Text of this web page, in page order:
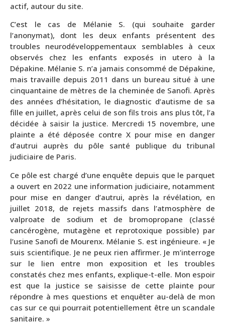
actif, autour du site.
C’est le cas de Mélanie S. (qui souhaite garder
l’anonymat), dont les deux enfants présentent des
troubles neurodéveloppementaux semblables à ceux
observés chez les enfants exposés in utero à la
Dépakine. Mélanie S. n’a jamais consommé de Dépakine,
mais travaille depuis 2011 dans un bureau situé à une
cinquantaine de mètres de la cheminée de Sanofi. Après
des années d’hésitation, le diagnostic d’autisme de sa
fille en juillet, après celui de son fils trois ans plus tôt, l’a
décidée à saisir la justice. Mercredi 15 novembre, une
plainte a été déposée contre X pour mise en danger
d’autrui auprès du pôle santé publique du tribunal
judiciaire de Paris.
Ce pôle est chargé d’une enquête depuis que le parquet
a ouvert en 2022 une information judiciaire, notamment
pour mise en danger d’autrui, après la révélation, en
juillet 2018, de rejets massifs dans l’atmosphère de
valproate de sodium et de bromopropane (classé
cancérogène, mutagène et reprotoxique possible) par
l’usine Sanofi de Mourenx. Mélanie S. est ingénieure. « Je
suis scientifique. Je ne peux rien affirmer. Je m’interroge
sur le lien entre mon exposition et les troubles
constatés chez mes enfants, explique-t-elle. Mon espoir
est que la justice se saisisse de cette plainte pour
répondre à mes questions et enquêter au-delà de mon
cas sur ce qui pourrait potentiellement être un scandale
sanitaire. »